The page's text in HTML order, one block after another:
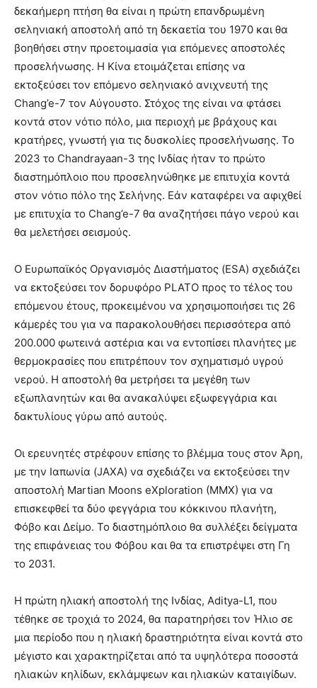
δεκαήμερη πτήση θα είναι η πρώτη επανδρωμένη
σεληνιακή αποστολή από τη δεκαετία του 1970 και θα
βοηθήσει στην προετοιμασία για επόμενες αποστολές
προσελήνωσης. Η Κίνα ετοιμάζεται επίσης να
εκτοξεύσει τον επόμενο σεληνιακό ανιχνευτή της
Chang’e-7 τον Αύγουστο. Στόχος της είναι να φτάσει
κοντά στον νότιο πόλο, μια περιοχή με βράχους και
κρατήρες, γνωστή για τις δυσκολίες προσελήνωσης. Το
2023 το Chandrayaan-3 της Ινδίας ήταν το πρώτο
διαστημόπλοιο που προσεληνώθηκε με επιτυχία κοντά
στον νότιο πόλο της Σελήνης. Εάν καταφέρει να αφιχθεί
με επιτυχία το Chang’e-7 θα αναζητήσει πάγο νερού και
θα μελετήσει σεισμούς.
Ο Ευρωπαϊκός Οργανισμός Διαστήματος (ESA) σχεδιάζει
να εκτοξεύσει τον δορυφόρο PLATO προς το τέλος του
επόμενου έτους, προκειμένου να χρησιμοποιήσει τις 26
κάμερές του για να παρακολουθήσει περισσότερα από
200.000 φωτεινά αστέρια και να εντοπίσει πλανήτες με
θερμοκρασίες που επιτρέπουν τον σχηματισμό υγρού
νερού. Η αποστολή θα μετρήσει τα μεγέθη των
εξωπλανητών και θα ανακαλύψει εξωφεγγάρια και
δακτυλίους γύρω από αυτούς.
Οι ερευνητές στρέφουν επίσης το βλέμμα τους στον Άρη,
με την Ιαπωνία (JAXA) να σχεδιάζει να εκτοξεύσει την
αποστολή Martian Moons eXploration (MMX) για να
επισκεφθεί τα δύο φεγγάρια του κόκκινου πλανήτη,
Φόβο και Δείμο. Το διαστημόπλοιο θα συλλέξει δείγματα
της επιφάνειας του Φόβου και θα τα επιστρέψει στη Γη
το 2031.
Η πρώτη ηλιακή αποστολή της Ινδίας, Aditya-L1, που
τέθηκε σε τροχιά το 2024, θα παρατηρήσει τον Ήλιο σε
μια περίοδο που η ηλιακή δραστηριότητα είναι κοντά στο
μέγιστο και χαρακτηρίζεται από τα υψηλότερα ποσοστά
ηλιακών κηλίδων, εκλάμψεων και ηλιακών καταιγίδων.